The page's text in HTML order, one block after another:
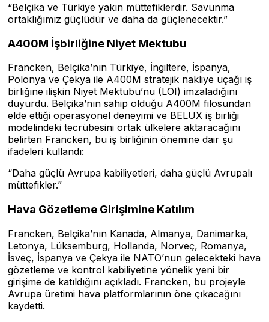
“Belçika ve Türkiye yakın müttefiklerdir. Savunma
ortaklığımız güçlüdür ve daha da güçlenecektir.”
A400M İşbirliğine Niyet Mektubu
Francken, Belçika’nın Türkiye, İngiltere, İspanya,
Polonya ve Çekya ile A400M stratejik nakliye uçağı iş
birliğine ilişkin Niyet Mektubu’nu (LOI) imzaladığını
duyurdu. Belçika’nın sahip olduğu A400M filosundan
elde ettiği operasyonel deneyimi ve BELUX iş birliği
modelindeki tecrübesini ortak ülkelere aktaracağını
belirten Francken, bu iş birliğinin önemine dair şu
ifadeleri kullandı:
“Daha güçlü Avrupa kabiliyetleri, daha güçlü Avrupalı
müttefikler.”
Hava Gözetleme Girişimine Katılım
Francken, Belçika’nın Kanada, Almanya, Danimarka,
Letonya, Lüksemburg, Hollanda, Norveç, Romanya,
İsveç, İspanya ve Çekya ile NATO’nun gelecekteki hava
gözetleme ve kontrol kabiliyetine yönelik yeni bir
girişime de katıldığını açıkladı. Francken, bu projeyle
Avrupa üretimi hava platformlarının öne çıkacağını
kaydetti.